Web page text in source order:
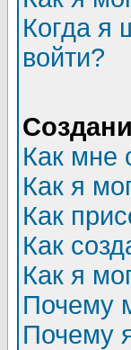
Когда я
войти?
Как мне
Как я
Как
Как
Как я
Почему
Почему